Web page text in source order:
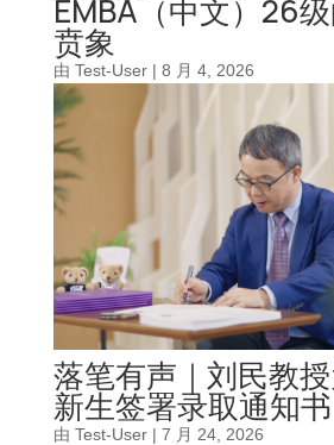
EMBA（中文）26
贲象
由 Test-User| 8 月 4, 2026
落笔有声｜刘民教
新生签署录取通知书
由 Test-User| 7 月 24, 2026